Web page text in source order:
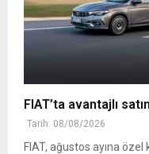
FIAT’ta avantajlı
Tarih: 08/08/2026
FIAT, ağustos ayına